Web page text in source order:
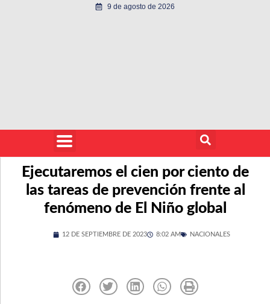
9 de agosto de 2026
Ejecutaremos el cien por ciento de
las tareas de prevención frente al
fenómeno de El Niño global
12 DE SEPTIEMBRE DE 2023 8:02 AM NACIONALES